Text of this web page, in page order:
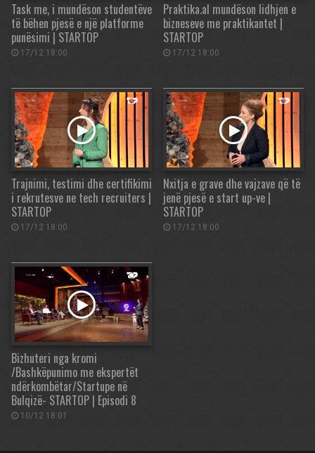
Task me, i mundëson studentëve
të bëhen pjesë e një platforme
punësimi | STARTOP
17/12 18:00
Praktika.al mundëson lidhjen e
bizneseve me praktikantet |
STARTOP
17/12 18:00
Trajnimi, testimi dhe certifikimi
i rekrutesve ne tech recruiters |
STARTOP
17/12 18:00
Nxitja e grave dhe vajzave që të
jenë pjesë e start up-ve |
STARTOP
17/12 18:00
Bizhuteri nga kromi
/Bashkëpunimo me ekspertët
ndërkombëtar/Startupe në
Bulqizë- STARTOP | Episodi 8
10/12 18:01